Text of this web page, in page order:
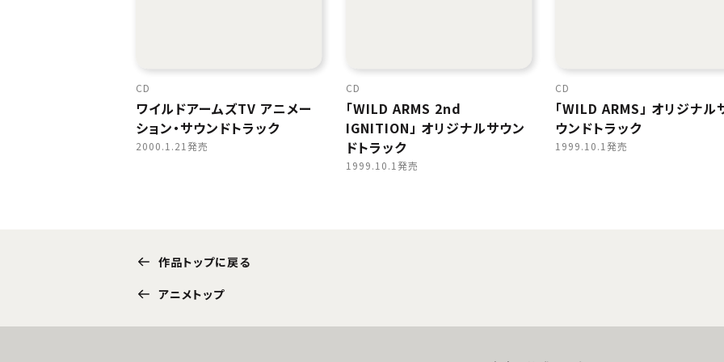
CD
ワイルドアームズTV アニメー
ション・サウンドトラック
2000.1.21発売
CD
「WILD ARMS 2nd
IGNITION」 オリジナルサウン
ドトラック
1999.10.1発売
CD
「WILD ARMS」 オリジナル
ウンドトラック
1999.10.1発売
作品トップに戻る
アニメトップ